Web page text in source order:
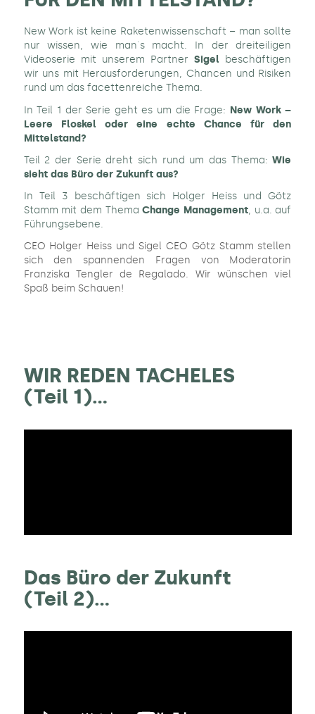
New Work ist keine Raketenwissenschaft – man sollte
nur wissen, wie man´s macht. In der dreiteiligen
Videoserie mit unserem PartnerSigel beschäftigen
wir uns mit Herausforderungen, Chancen und Risiken
rund um das facettenreiche Thema.
In Teil 1 der Serie geht es um die Frage: New Work –
Leere Floskel oder eine echte Chance für den
Mittelstand?
Teil 2 der Serie dreht sich rund um das Thema:Wie
sieht das Büro der Zukunft aus?
In Teil 3 beschäftigen sich Holger Heiss und Götz
Stamm mit dem ThemaChange Management, u.a. auf
Führungsebene.
CEO Holger Heiss und Sigel CEO Götz Stamm stellen
sich den spannenden Fragen von Moderatorin
Franziska Tengler de Regalado. Wir wünschen viel
Spaß beim Schauen!
WIR REDEN TACHELES
(Teil 1)...
Das Büro der Zukunft
(Teil 2)...